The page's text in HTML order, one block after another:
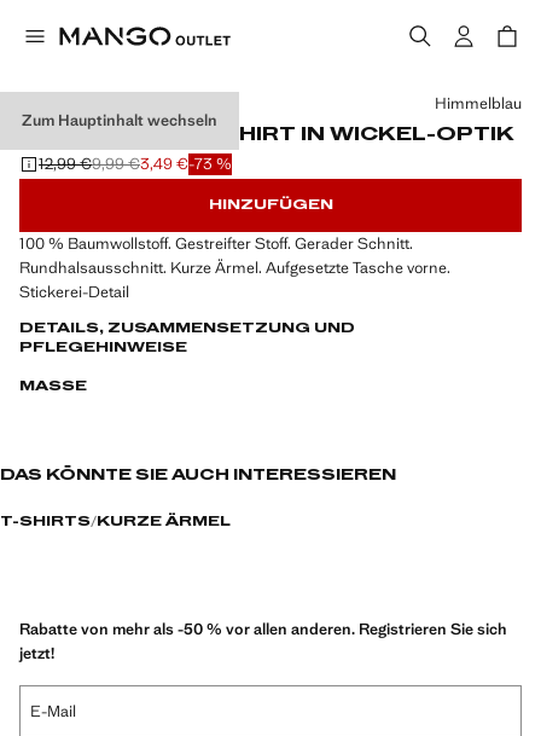
Zum Hauptinhalt wechseln
GESTREIFTES T-SHIRT IN WICKEL-OPTIK
Ausgangspreis durchgestrichen [12,99 € ]
12,99 €
Zweiter Preis durchgestrichen [9,99 € ]
9,99 €
Aktueller Preis [3,49 € ]
3,49 €-73 %
Wählen Sie eine Farbe
Himmelblau
HINZUFÜGEN
100 % Baumwollstoff. Gestreifter Stoff. Gerader Schnitt.
Rundhalsausschnitt. Kurze Ärmel. Aufgesetzte Tasche vorne.
Stickerei-Detail
DETAILS, ZUSAMMENSETZUNG UND
PFLEGEHINWEISE
MASSE
DAS KÖNNTE SIE AUCH INTERESSIEREN
T-SHIRTS KURZE ÄRMEL
Rabatte von mehr als -50 % vor allen anderen. Registrieren Sie sich
jetzt!
E-Mail